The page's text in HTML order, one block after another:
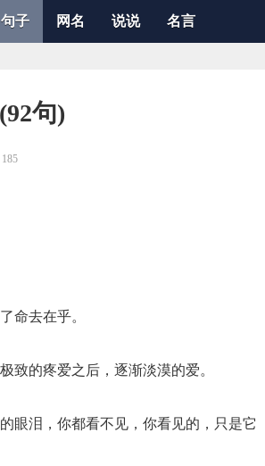
句子 网名 说说 名言
句)
185
命去在乎。
致的疼爱之后，逐渐淡漠的爱。
眼泪，你都看不见，你看见的，只是它